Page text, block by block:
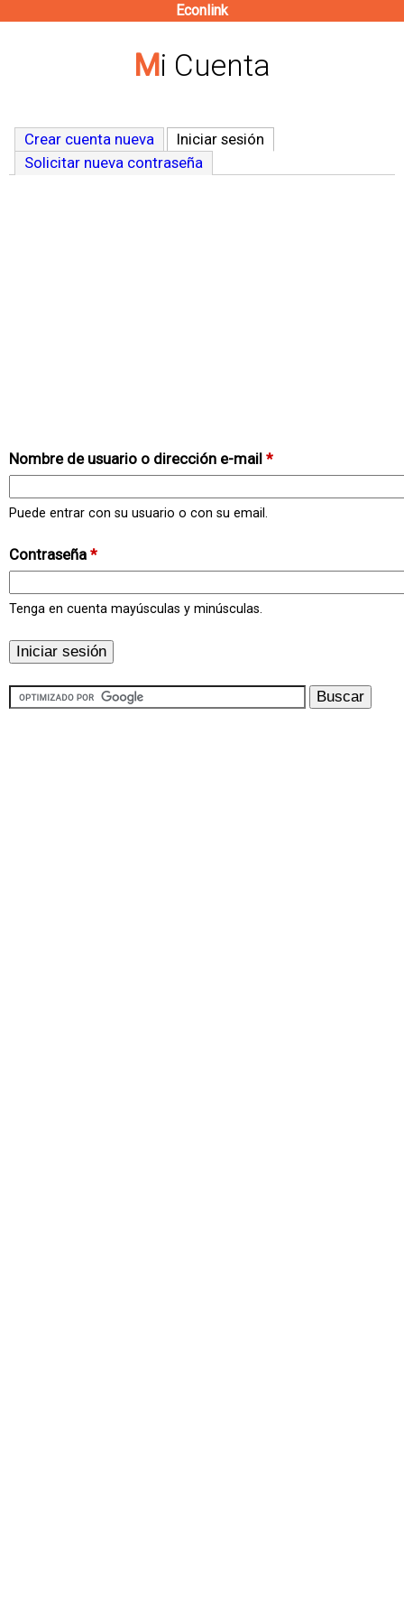
contenido
Econlink
Mi Cuenta
Crear cuenta nueva Iniciar sesión
Solicitar nueva contraseña
Nombre de usuario o dirección e-mail *
Puede entrar con su usuario o con su email.
Contraseña *
Tenga en cuenta mayúsculas y minúsculas.